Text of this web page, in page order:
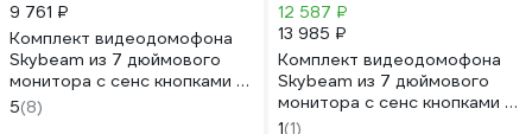
9 761 ₽
Комплект видеодомофона
Skybeam из 7 дюймового
монитора с сенс кнопками и
вызывной панели, белый RL-
B7WH
5(8)
12 587 ₽
13 985 ₽
Комплект видеодомофона
Skybeam из 7 дюймового
монитора с сенс кнопками и
вызывной панели, белый
1(1)